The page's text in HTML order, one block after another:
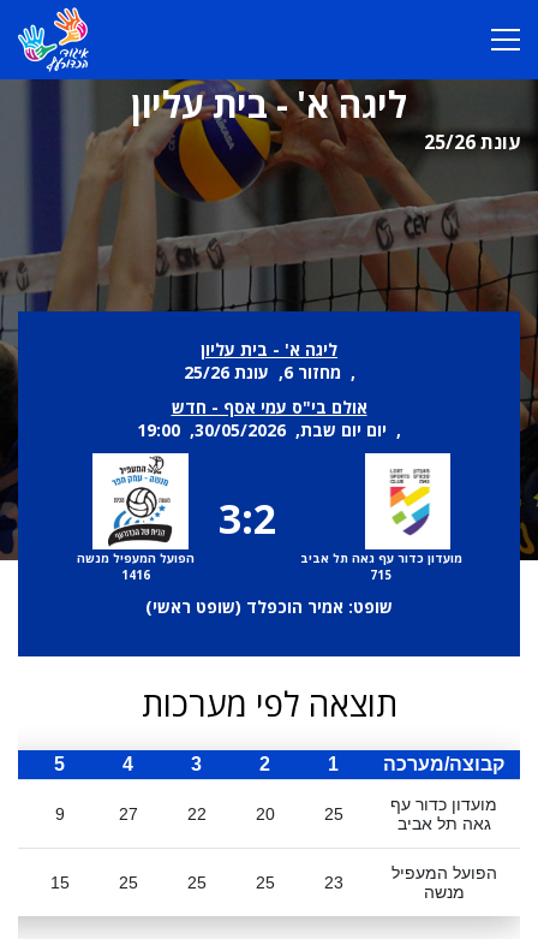
ליגה א' - בית עליון
עונת 25/26
ליגה א' - בית עליון
, מחזור 6, עונת 25/26
אולם בי"ס עמי אסף - חדש
, יום יום שבת, 30/05/2026, 19:00
מועדון כדור עף גאה תל אביב
715
3:2
הפועל המעפיל מנשה
1416
שופט: אמיר הוכפלד (שופט ראשי)
תוצאה לפי מערכות
קבוצה/מערכה 1
2
3
4
5
מועדון כדור עף
גאה תל אביב
25
20
22
27
9
הפועל המעפיל
מנשה
23
25
25
25
15